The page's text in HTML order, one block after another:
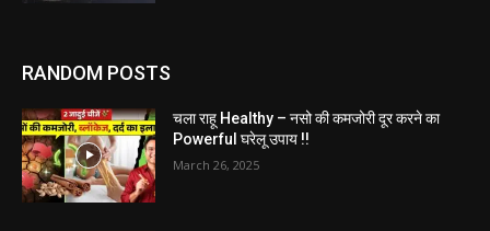
RANDOM POSTS
चला राहू Healthy – नसो की कमजोरी दूर करने का
Powerful घरेलू उपाय !!
March 26, 2025